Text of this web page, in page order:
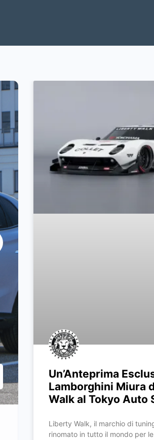
Un’Anteprima
Lamborghini Miura
Walk al Tokyo Auto
Liberty Walk, il marchio di
rinomato in tutto il mondo per